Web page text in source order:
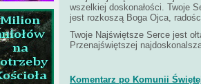
wszelkiej doskonałości. Twoje
jest rozkoszą Boga Ojca,
Twoje Najświętsze Serce jest
Przenajświętszej
Komentarz po Komunii